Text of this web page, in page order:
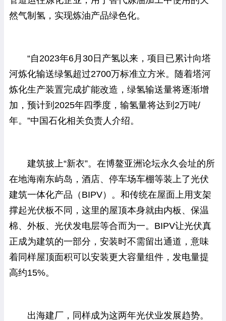
然气制氢，实现炼油产品绿色化。
“自2023年6月30日产氢以来，项目已累计向塔
河炼化输送绿氢超过2700万标准立方米。随着塔河
炼化生产装置完成扩能改造，绿氢输送量将逐渐增
加，预计到2025年四季度，输氢量将达到2万吨/
年。”中国石化相关负责人介绍。
建筑披上“新衣”。在博鳌亚洲论坛永久会址的所
在地海南东屿岛，酒店、停车场车棚等装上了光伏
建筑一体化产品（BIPV）。和传统在屋面上用支架
撑起光伏板不同，这里的屋顶本身就由内板、保温
棉、外板、光伏发电层等合而为一。BIPV让光伏真
正成为建筑的一部分，安装时不需留出通道，意味
着同样屋顶面积可以安装更大容量组件，发电量提
高约15%。
出海建厂，同样成为这两年光伏业发展趋势。